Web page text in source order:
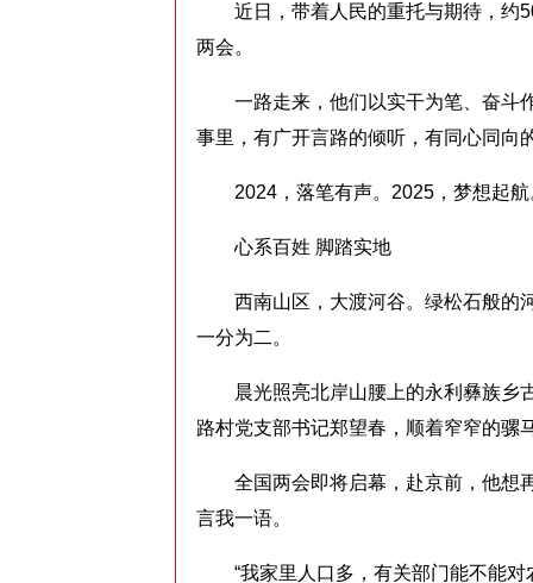
近日，带着人民的重托与期待，约
两会。
一路走来，他们以实干为笔、奋斗
事里，有广开言路的倾听，有同心同向
2024，落笔有声。2025，梦想起航
心系百姓 脚踏实地
西南山区，大渡河谷。绿松石般的
一分为二。
晨光照亮北岸山腰上的永利彝族乡古
路村党支部书记郑望春，顺着窄窄的骡
全国两会即将启幕，赴京前，他想
言我一语。
“我家里人口多，有关部门能不能对